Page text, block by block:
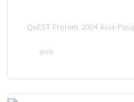
QuEST Frorum 2004 Asia-
관리자